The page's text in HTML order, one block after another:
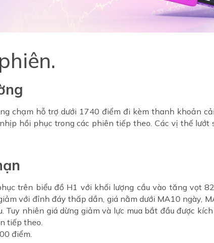
chạm hỗ trợ dưới 1740 điểm đi kèm thanh khoản
hồi phục trong các phiên tiếp theo. Các vị thế
trên biểu đồ H1 với khối lượng cầu vào tăng vọt
với đỉnh đáy thấp dần, giá nằm dưới MA10 ngày,
Tuy nhiên giá dừng giảm và lực mua bắt đầu được
tiếp theo.
điểm.